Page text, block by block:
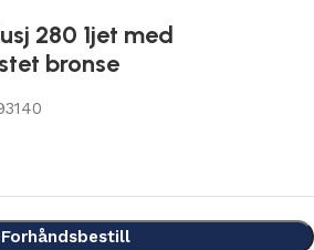
280 1jet med
bronse
Forhåndsbestill